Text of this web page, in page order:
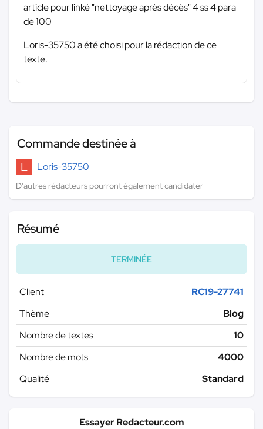
article pour linké "nettoyage après décès" 4 ss 4 para
de 100
Loris-35750 a été choisi pour la rédaction de ce
texte.
Commande destinée à
L
Loris-35750
D'autres rédacteurs pourront également candidater
Résumé
TERMINÉE
Client
RC19-27741
Thème
Blog
Nombre de textes
10
Nombre de mots
4000
Qualité
Standard
Essayer Redacteur.com